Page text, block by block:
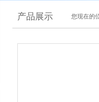
产品展示 您现在的